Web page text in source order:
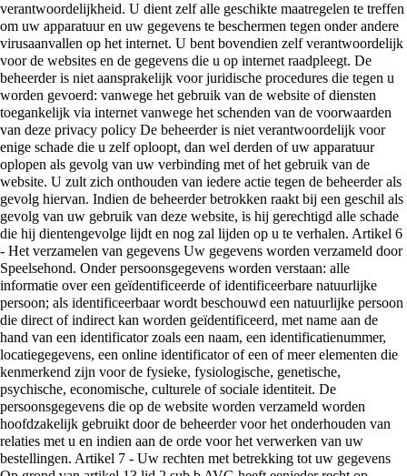
verantwoordelijkheid. U dient zelf alle geschikte maatregelen te treffen
om uw apparatuur en uw gegevens te beschermen tegen onder andere
virusaanvallen op het internet. U bent bovendien zelf verantwoordelijk
voor de websites en de gegevens die u op internet raadpleegt. De
beheerder is niet aansprakelijk voor juridische procedures die tegen u
worden gevoerd: vanwege het gebruik van de website of diensten
toegankelijk via internet vanwege het schenden van de voorwaarden
van deze privacy policy De beheerder is niet verantwoordelijk voor
enige schade die u zelf oploopt, dan wel derden of uw apparatuur
oplopen als gevolg van uw verbinding met of het gebruik van de
website. U zult zich onthouden van iedere actie tegen de beheerder als
gevolg hiervan. Indien de beheerder betrokken raakt bij een geschil als
gevolg van uw gebruik van deze website, is hij gerechtigd alle schade
die hij dientengevolge lijdt en nog zal lijden op u te verhalen. Artikel 6
- Het verzamelen van gegevens Uw gegevens worden verzameld door
Speelsehond. Onder persoonsgegevens worden verstaan: alle
informatie over een geïdentificeerde of identificeerbare natuurlijke
persoon; als identificeerbaar wordt beschouwd een natuurlijke persoon
die direct of indirect kan worden geïdentificeerd, met name aan de
hand van een identificator zoals een naam, een identificatienummer,
locatiegegevens, een online identificator of een of meer elementen die
kenmerkend zijn voor de fysieke, fysiologische, genetische,
psychische, economische, culturele of sociale identiteit. De
persoonsgegevens die op de website worden verzameld worden
hoofdzakelijk gebruikt door de beheerder voor het onderhouden van
relaties met u en indien aan de orde voor het verwerken van uw
bestellingen. Artikel 7 - Uw rechten met betrekking tot uw gegevens